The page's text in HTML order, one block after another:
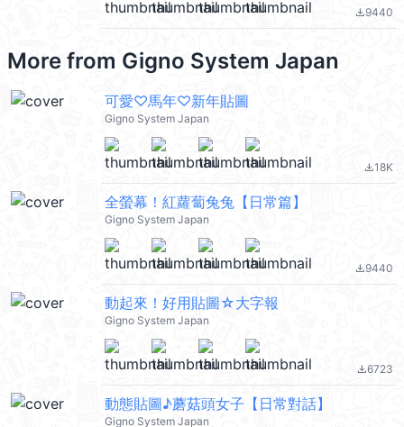
file_download9440
More from Gigno System Japan
可愛♡馬年♡新年貼圖
Gigno System Japan
file_download18K
全螢幕！紅蘿蔔兔兔【日常篇】
Gigno System Japan
file_download9440
動起來！好用貼圖☆大字報
Gigno System Japan
file_download6723
動態貼圖♪蘑菇頭女子【日常對話】
Gigno System Japan